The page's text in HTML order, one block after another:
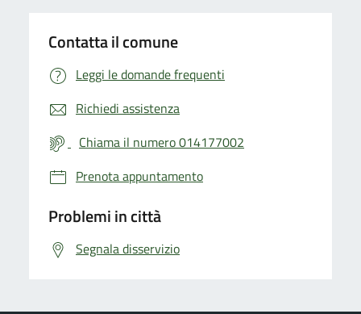
Contatta il comune
Leggi le domande frequenti
Richiedi assistenza
Chiama il numero 014177002
Prenota appuntamento
Problemi in città
Segnala disservizio